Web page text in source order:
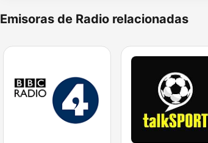
Emisoras de Radio relacionadas